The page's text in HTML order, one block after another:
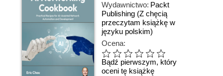
Wydawnictwo: Packt
Publishing (Z chęcią
przeczytam książkę w
języku polskim)
Ocena:
Bądź pierwszym, który
oceni tę książkę